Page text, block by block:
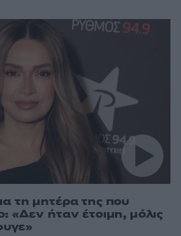
τη μητέρα της που
«Δεν ήταν έτοιμη, μόλις